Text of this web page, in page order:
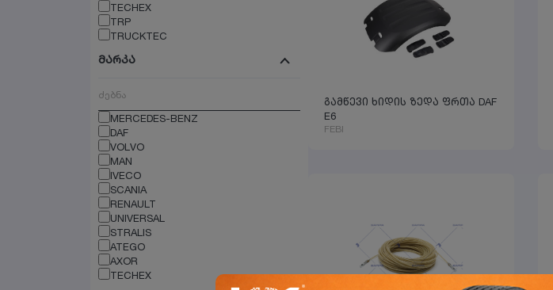
TECHEX
TRP
TRUCKTEC
მარკა
MERCEDES-BENZ
DAF
VOLVO
MAN
IVECO
SCANIA
RENAULT
UNIVERSAL
STRALIS
ATEGO
AXOR
TECHEX
გამწევი ხიდის ზედა ფრთა DAF
E6
FEBI